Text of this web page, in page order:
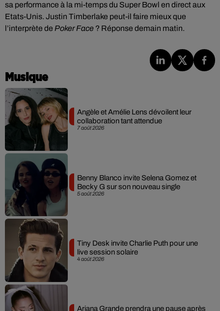
sa performance à la mi-temps du Super Bowl en direct aux
Etats-Unis. Justin Timberlake peut-il faire mieux que
l’interprète de Poker Face ? Réponse demain matin.
Musique
7 août 2026
Angèle et Amélie Lens dévoilent leur
collaboration tant attendue
5 août 2026
Benny Blanco invite Selena Gomez et
Becky G sur son nouveau single
4 août 2026
Tiny Desk invite Charlie Puth pour une
live session solaire
Ariana Grande prendra une pause après